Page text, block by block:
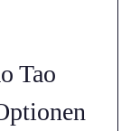
Tao